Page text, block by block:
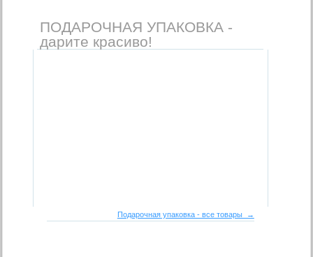
ПОДАРОЧНАЯ УПАКОВКА -
дарите красиво!
Подарочная упаковка - все товары →